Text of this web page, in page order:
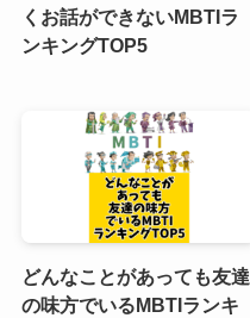
くお話ができないMBTIラ
ンキングTOP5
どんなことがあっても友達
の味方でいるMBTIランキ